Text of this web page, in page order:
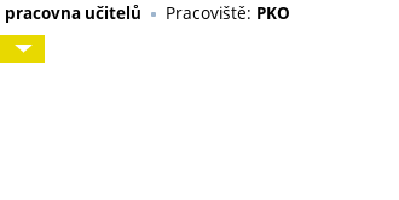
pracovna učitelů Pracoviště: PKO